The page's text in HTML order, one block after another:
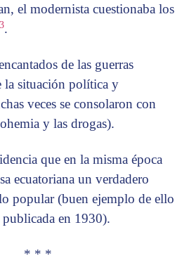
el modernista cuestionaba los
3.
de las guerras
la situación política y
veces se consolaron con
y las drogas).
que en la misma época
ecuatoriana un verdadero
popular (buen ejemplo de ello
publicada en 1930).
* * *